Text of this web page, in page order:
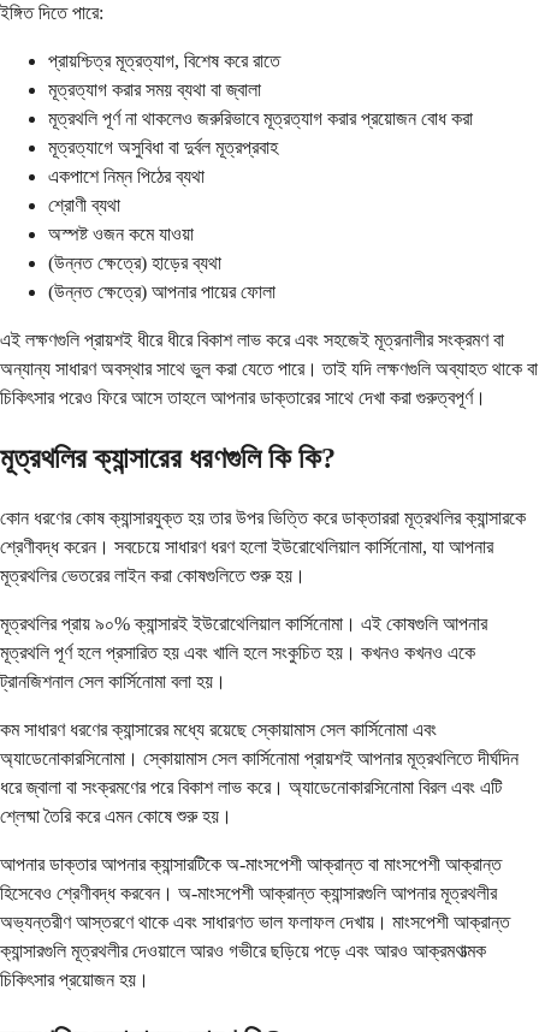
ইঙ্গিত দিতে পারে:
প্রায়শ্চিত্র মূত্রত্যাগ, বিশেষ করে রাতে
মূত্রত্যাগ করার সময় ব্যথা বা জ্বালা
মূত্রথলি পূর্ণ না থাকলেও জরুরিভাবে মূত্রত্যাগ করার প্রয়োজন বোধ করা
মূত্রত্যাগে অসুবিধা বা দুর্বল মূত্রপ্রবাহ
একপাশে নিম্ন পিঠের ব্যথা
শ্রোণী ব্যথা
অস্পষ্ট ওজন কমে যাওয়া
(উন্নত ক্ষেত্রে) হাড়ের ব্যথা
(উন্নত ক্ষেত্রে) আপনার পায়ের ফোলা
এই লক্ষণগুলি প্রায়শই ধীরে ধীরে বিকাশ লাভ করে এবং সহজেই মূত্রনালীর সংক্রমণ বা
অন্যান্য সাধারণ অবস্থার সাথে ভুল করা যেতে পারে। তাই যদি লক্ষণগুলি অব্যাহত থাকে বা
চিকিৎসার পরেও ফিরে আসে তাহলে আপনার ডাক্তারের সাথে দেখা করা গুরুত্বপূর্ণ।
মূত্রথলির ক্যান্সারের ধরণগুলি কি কি?
কোন ধরণের কোষ ক্যান্সারযুক্ত হয় তার উপর ভিত্তি করে ডাক্তাররা মূত্রথলির ক্যান্সারকে
শ্রেণীবদ্ধ করেন। সবচেয়ে সাধারণ ধরণ হলো ইউরোথেলিয়াল কার্সিনোমা, যা আপনার
মূত্রথলির ভেতরের লাইন করা কোষগুলিতে শুরু হয়।
মূত্রথলির প্রায় ৯০% ক্যান্সারই ইউরোথেলিয়াল কার্সিনোমা। এই কোষগুলি আপনার
মূত্রথলি পূর্ণ হলে প্রসারিত হয় এবং খালি হলে সংকুচিত হয়। কখনও কখনও একে
ট্রানজিশনাল সেল কার্সিনোমা বলা হয়।
কম সাধারণ ধরণের ক্যান্সারের মধ্যে রয়েছে স্কোয়ামাস সেল কার্সিনোমা এবং
অ্যাডেনোকারসিনোমা। স্কোয়ামাস সেল কার্সিনোমা প্রায়শই আপনার মূত্রথলিতে দীর্ঘদিন
ধরে জ্বালা বা সংক্রমণের পরে বিকাশ লাভ করে। অ্যাডেনোকারসিনোমা বিরল এবং এটি
শ্লেষ্মা তৈরি করে এমন কোষে শুরু হয়।
আপনার ডাক্তার আপনার ক্যান্সারটিকে অ-মাংসপেশী আক্রান্ত বা মাংসপেশী আক্রান্ত
হিসেবেও শ্রেণীবদ্ধ করবেন। অ-মাংসপেশী আক্রান্ত ক্যান্সারগুলি আপনার মূত্রথলীর
অভ্যন্তরীণ আস্তরণে থাকে এবং সাধারণত ভাল ফলাফল দেখায়। মাংসপেশী আক্রান্ত
ক্যান্সারগুলি মূত্রথলীর দেওয়ালে আরও গভীরে ছড়িয়ে পড়ে এবং আরও আক্রমণাত্মক
চিকিৎসার প্রয়োজন হয়।